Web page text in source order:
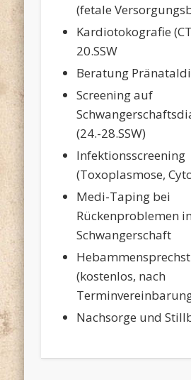
(fetale
Kardiotokografie
20.SSW
Beratung
Screening auf
(24.-28.SSW)
Infektionsscreening
(Toxoplasmose,
Medi-Taping bei
Rückenproblemen
Schwangerschaft
(kostenlos, nach
Nachsorge und